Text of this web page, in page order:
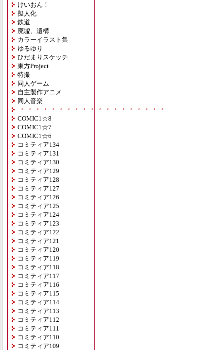
けいおん！
擬人化
鉄道
廃墟、遺構
カラーイラスト集
ゆるゆり
ひだまりスケッチ
東方Project
特撮
同人ゲーム
自主製作アニメ
同人音楽
・・・・・・・・・・・・・・・・・・・
COMIC1☆8
COMIC1☆7
COMIC1☆6
コミティア134
コミティア131
コミティア130
コミティア129
コミティア128
コミティア127
コミティア126
コミティア125
コミティア124
コミティア123
コミティア122
コミティア121
コミティア120
コミティア119
コミティア118
コミティア117
コミティア116
コミティア115
コミティア114
コミティア113
コミティア112
コミティア111
コミティア110
コミティア109